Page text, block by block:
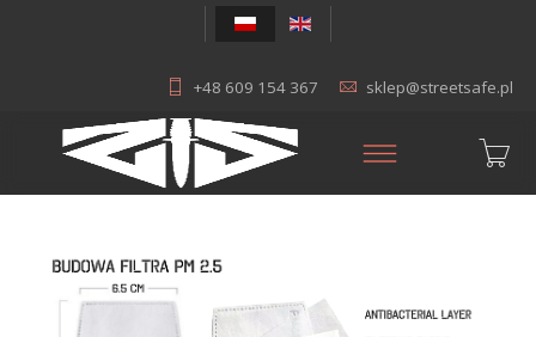
+48 609 154 367 sklep@streetsafe.pl